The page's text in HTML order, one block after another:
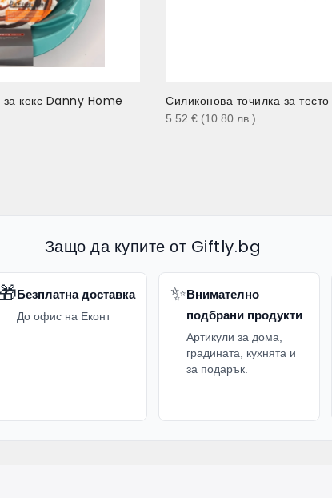
кекс Danny Home
Силиконова точилка за
5.52 € (10.80 лв. )
Защо да купите от Giftly.bg
Безплатна доставка
До офис на Еконт
✨Внимателно
подбрани продукти
Артикули за дома,
градината, кухнята и
за подарък.